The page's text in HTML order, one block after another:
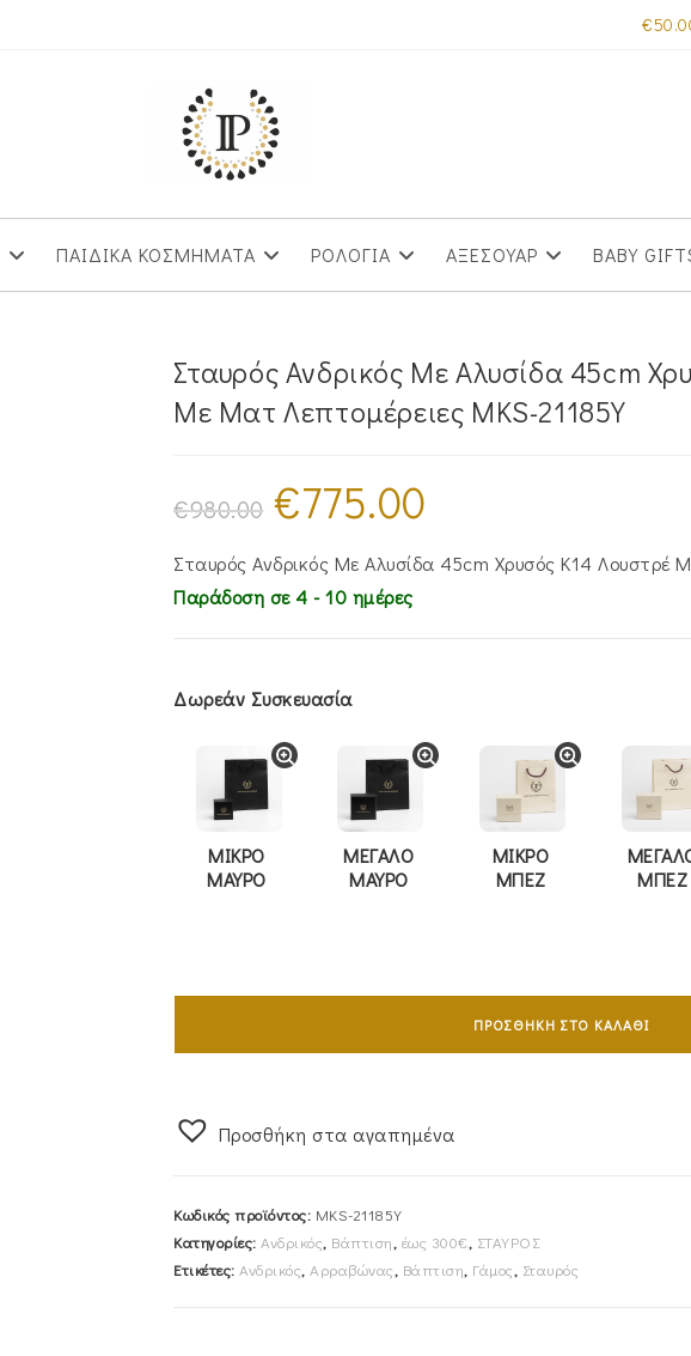
€
ΠΑΙΔΙΚΑ ΚΟΣΜΗΜΑΤΑ ΡΟΛΟΓΙΑ ΑΞΕΣΟΥΑΡ BABY
Σταυρός Ανδρικός Με Αλυσίδα 45cm
Με Ματ Λεπτομέρειες MKS-21185Y
€980.00
Original
price
was:
€775.00
€775.00.
Σταυρός Ανδρικός Με Αλυσίδα 45cm Χρυσός Κ14 Λουστρέ
Παράδοση σε 4 - 10 ημέρες
Δωρεάν Συσκευασία
ΜΙΚΡΟ
ΜΑΥΡΟ
ΜΕΓΑΛΟ
ΜΑΥΡΟ
ΜΙΚΡΟ
ΜΠΕΖ
ΜΠΕΖ
Σταυρός
Με
Χρυσός
Ματ
ΠΡΟΣΘΉΚΗ ΣΤΟ ΚΑΛΆΘΙ
Προσθήκη στα αγαπημένα
Κωδικός προϊόντος: MKS-21185Y
Κατηγορίες: Ανδρικός, Βάπτιση, έως 300€, ΣΤΑΥΡΟΣ
Ετικέτες: Ανδρικός, Αρραβώνας, Βάπτιση, Γάμος, Σταυρός